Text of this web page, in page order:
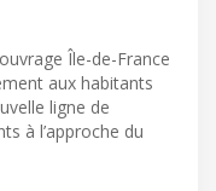
Île-de-France
aux habitants
ligne de
à l’approche du